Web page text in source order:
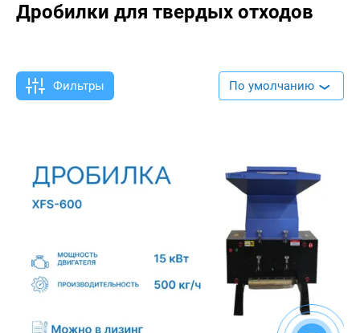
Дробилки для твердых отходов
Фильтры По умолчанию